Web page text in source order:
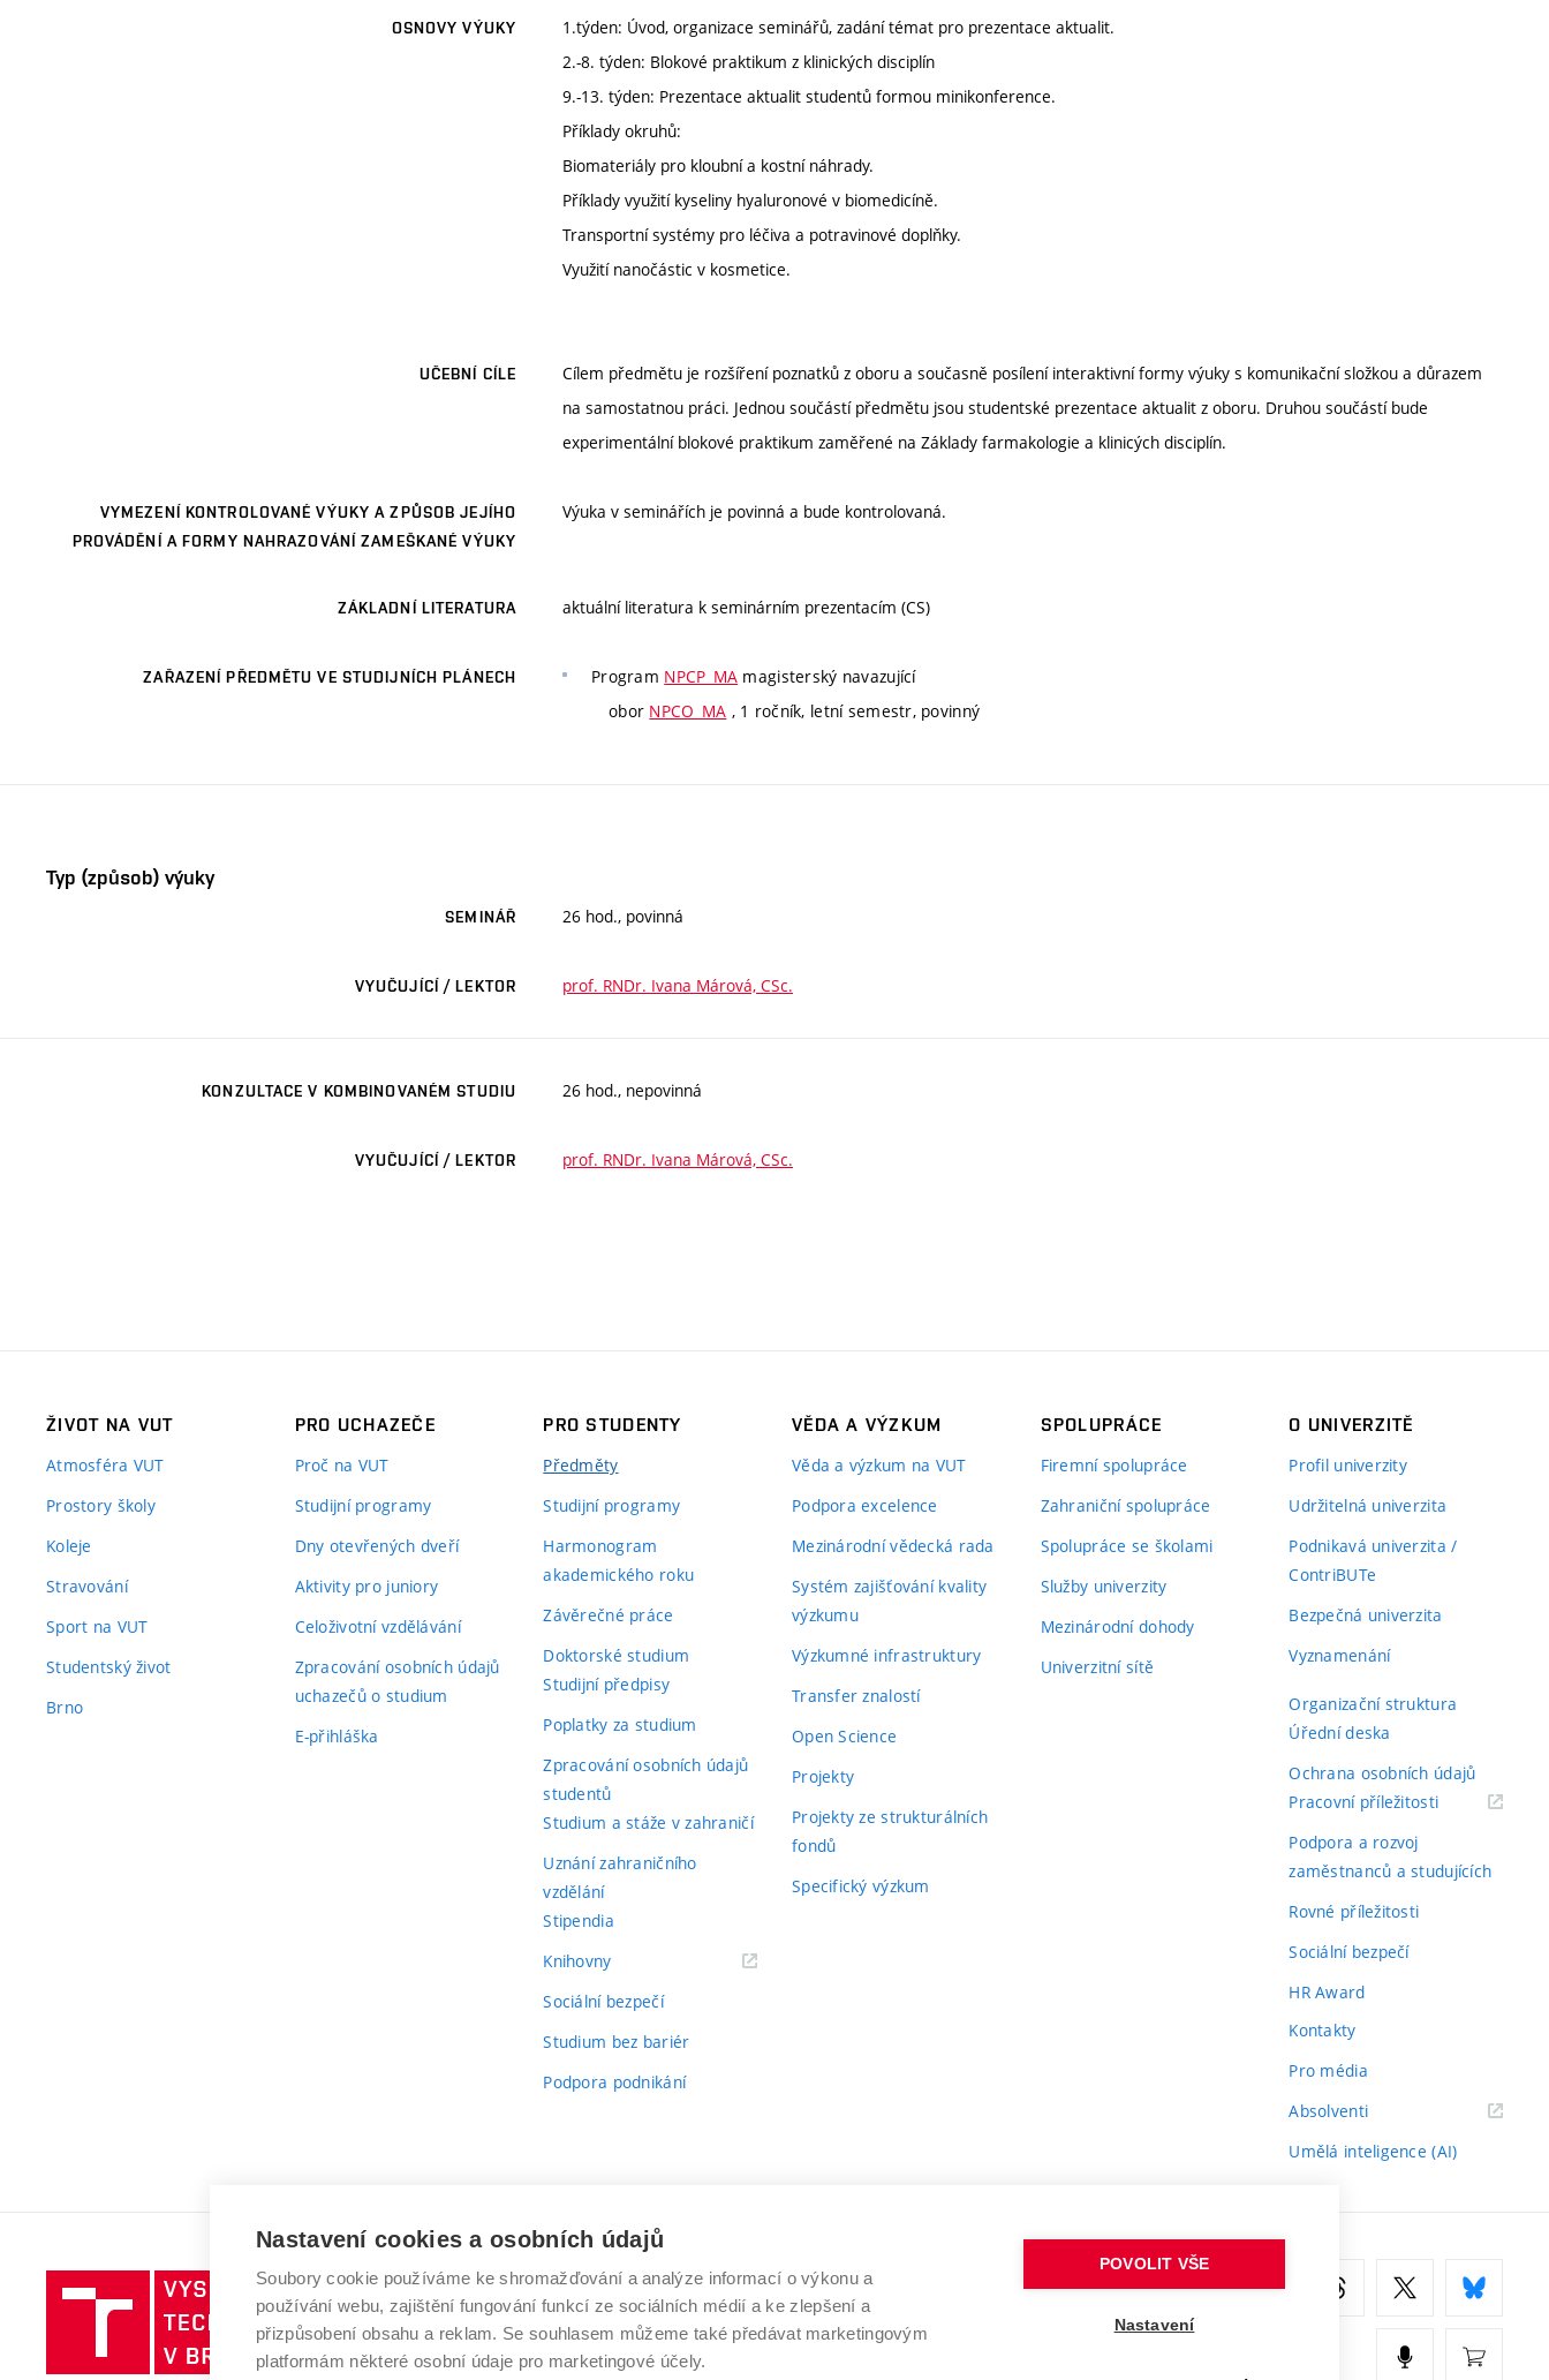
OSNOVY VÝUKY
1.týden: Úvod, organizace seminářů, zadání témat pro prezentace aktualit.
2.-8. týden: Blokové praktikum z klinických disciplín
9.-13. týden: Prezentace aktualit studentů formou minikonference.
Příklady okruhů:
Biomateriály pro kloubní a kostní náhrady.
Příklady využití kyseliny hyaluronové v biomedicíně.
Transportní systémy pro léčiva a potravinové doplňky.
Využití nanočástic v kosmetice.
UČEBNÍ CÍLE
Cílem předmětu je rozšíření poznatků z oboru a současně posílení interaktivní formy výuky s komunikační složkou a důrazem
na samostatnou práci. Jednou součástí předmětu jsou studentské prezentace aktualit z oboru. Druhou součástí bude
experimentální blokové praktikum zaměřené na Základy farmakologie a klinicých disciplín.
VYMEZENÍ KONTROLOVANÉ VÝUKY A ZPŮSOB JEJÍHO
PROVÁDĚNÍ A FORMY NAHRAZOVÁNÍ ZAMEŠKANÉ VÝUKY
Výuka v seminářích je povinná a bude kontrolovaná.
ZÁKLADNÍ LITERATURA aktuální literatura k seminárním prezentacím (CS)
ZAŘAZENÍ PŘEDMĚTU VE STUDIJNÍCH PLÁNECH Program NPCP_MA magisterský navazující
obor NPCO_MA , 1 ročník, letní semestr, povinný
Typ (způsob) výuky
SEMINÁŘ 26 hod., povinná
VYUČUJÍCÍ / LEKTOR prof. RNDr. Ivana Márová, CSc.
KONZULTACE V KOMBINOVANÉM STUDIU 26 hod., nepovinná
VYUČUJÍCÍ / LEKTOR prof. RNDr. Ivana Márová, CSc.
ŽIVOT NA VUT
Atmosféra VUT
Prostory školy
Koleje
Stravování
Sport na VUT
Studentský život
Brno
PRO UCHAZEČE
Proč na VUT
Studijní programy
Dny otevřených dveří
Aktivity pro juniory
Celoživotní vzdělávání
Zpracování osobních údajů
uchazečů o studium
E-přihláška
PRO STUDENTY
Předměty
Studijní programy
Harmonogram
akademického roku
Závěrečné práce
Doktorské studium
Studijní předpisy
Poplatky za studium
Zpracování osobních údajů
studentů
Studium a stáže v zahraničí
Uznání zahraničního
vzdělání
Stipendia
Knihovny(externí
Sociální bezpečí
Studium bez bariér
Podpora podnikání
VĚDA A VÝZKUM
Věda a výzkum na VUT
Podpora excelence
Mezinárodní vědecká rada
Systém zajišťování kvality
výzkumu
Výzkumné infrastruktury
Transfer znalostí
Open Science
Projekty
Projekty ze strukturálních
fondů
Specifický výzkum
SPOLUPRÁCE
Firemní spolupráce
Zahraniční spolupráce
Spolupráce se školami
Služby univerzity
Mezinárodní dohody
Univerzitní sítě
O UNIVERZITĚ
Profil univerzity
Udržitelná univerzita
Podnikavá univerzita /
ContriBUTe
Bezpečná univerzita
Vyznamenání
Organizační struktura
Úřední deska
Ochrana osobních údajů
Pracovní příležitosti(externí
Podpora a rozvoj
zaměstnanců a studujících
Rovné příležitosti
Sociální bezpečí
HR Award
Kontakty
Pro média
Absolventi(externí
Umělá inteligence (AI)
Vysoké
učení
technické
v
VYSOKÉ UČENÍ TECHNICKÉ V BRNĚ
Antonínská 548/1
602 00 Brno
www.vut.cz
Nastavení cookies a osobních údajů
Soubory cookie používáme ke shromažďování a analýze informací o výkonu a
používání webu, zajištění fungování funkcí ze sociálních médií a ke zlepšení a
přizpůsobení obsahu a reklam. Se souhlasem můžeme také předávat marketingovým
platformám některé osobní údaje pro marketingové účely.
POVOLIT VŠE
Nastavení